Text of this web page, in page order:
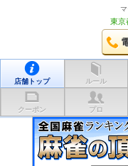
東京
店舗トップ ルール
クーポン プロ